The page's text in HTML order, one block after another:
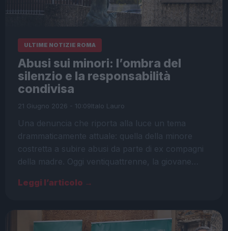
ULTIME NOTIZIE ROMA
Abusi sui minori: l’ombra del
silenzio e la responsabilità
condivisa
21 Giugno 2026 - 10:09Italo Lauro
Una denuncia che riporta alla luce un tema
drammaticamente attuale: quella della minore
costretta a subire abusi da parte di ex compagni
della madre. Oggi ventiquattrenne, la giovane…
Leggi l’articolo →